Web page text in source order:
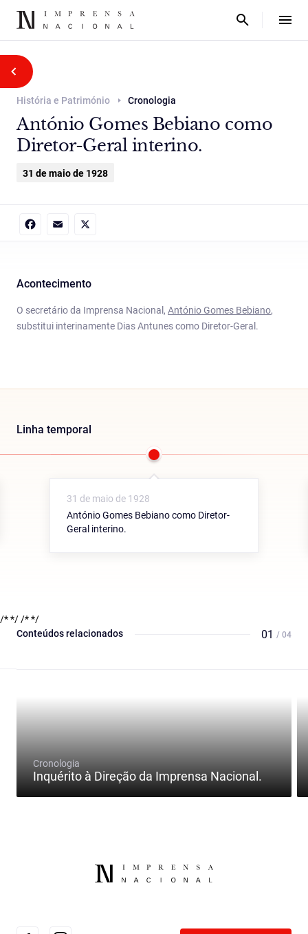
História e Património Cronologia
António Gomes Bebiano como
Diretor-Geral interino.
31 de maio de 1928
Acontecimento
O secretário da Imprensa Nacional, António Gomes Bebiano,
substitui interinamente Dias Antunes como Diretor-Geral.
Linha temporal
31 de maio de 1928
António Gomes Bebiano como Diretor-
Geral interino.
/* *//* */
Conteúdos relacionados
01 / 04
Cronologia
Inquérito à Direção da Imprensa Nacional.